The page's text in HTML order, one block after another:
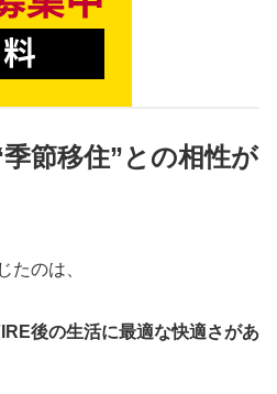
節移住”との相性が
たのは、
後の生活に最適な快適さがあ